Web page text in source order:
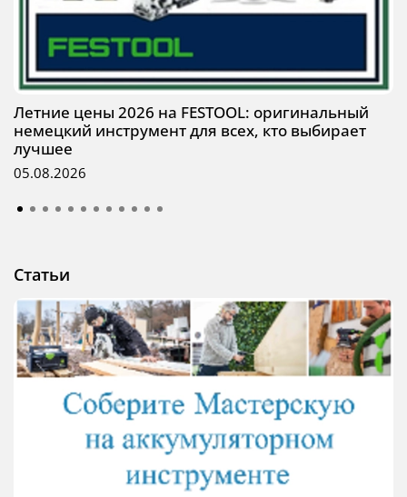
Летние цены 2026 на FESTOOL: оригинальный
немецкий инструмент для всех, кто выбирает
лучшее
05.08.2026
Статьи